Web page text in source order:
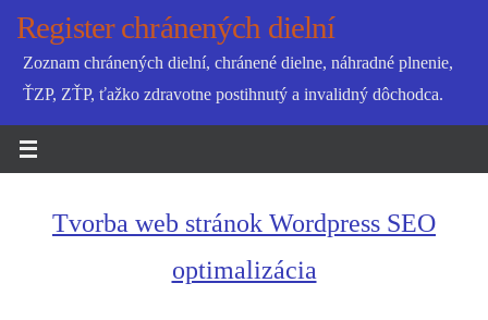
SkipRegister chránených dielní
Zoznam chránených dielní, chránené dielne, náhradné plnenie,
ŤZP, ZŤP, ťažko zdravotne postihnutý a invalidný dôchodca.
Tvorba web stránok Wordpress SEO
optimalizácia